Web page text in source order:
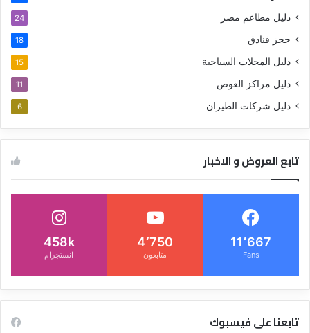
دليل مطاعم مصر 24
حجز فنادق 18
دليل المحلات السياحية 15
دليل مراكز الغوص 11
دليل شركات الطيران 6
تابع العروض و الاخبار
11٬667
Fans
4٬750
متابعون
458k
انستجرام
تابعنا على فيسبوك